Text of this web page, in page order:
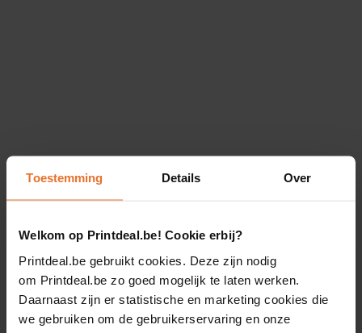
Toestemming Details Over
Welkom op Printdeal.be! Cookie erbij?
Printdeal.be gebruikt cookies. Deze zijn nodig
om Printdeal.be zo goed mogelijk te laten werken.
Daarnaast zijn er statistische en marketing cookies die
we gebruiken om de gebruikerservaring en onze